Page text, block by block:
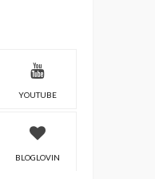
YOUTUBE
BLOGLOVIN